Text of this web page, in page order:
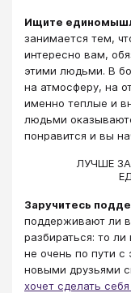
Ищите
занимается тем,
интересно вам,
этими людьми. В
на атмосферу, на
именно теплые и
людьми
понравится и вы
ЛУЧШЕ
Заручитесь
поддерживают ли
разбираться: то
не очень по пути
новыми друзьями
хочет сделать